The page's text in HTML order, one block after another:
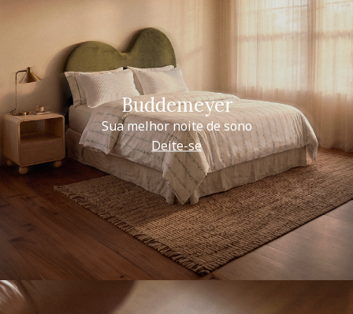
Buddemeyer
Sua melhor noite de sono
Deite-se